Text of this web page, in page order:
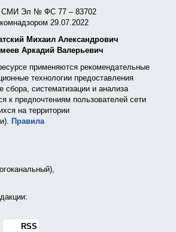
СМИ Эл № ФС 77 – 83702
29.07.2022
Михаил Александрович
Аркадий Валерьевич
применяются рекомендательные
технологии предоставления
сбора, систематизации и анализа
к предпочтениям пользователей сети
на территории
Правила
RSS